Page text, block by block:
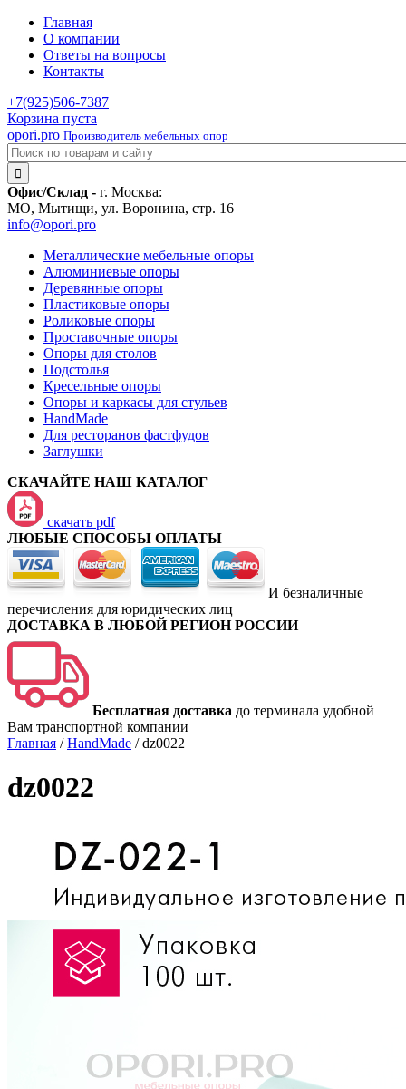
Главная
О компании
Ответы на вопросы
Контакты
+7(925)506-7387
Корзина пуста
opori.pro Производитель мебельных опор
Офис/Склад - г. Москва:
МО, Мытищи, ул. Воронина, стр. 16
info@opori.pro
Металлические мебельные опоры
Алюминиевые опоры
Деревянные опоры
Пластиковые опоры
Роликовые опоры
Проставочные опоры
Опоры для столов
Подстолья
Кресельные опоры
Опоры и каркасы для стульев
HandMade
Для ресторанов фастфудов
Заглушки
СКАЧАЙТЕ НАШ КАТАЛОГ
скачать pdf
ЛЮБЫЕ СПОСОБЫ ОПЛАТЫ
И безналичные
перечисления для юридических лиц
ДОСТАВКА В ЛЮБОЙ РЕГИОН РОССИИ
Бесплатная доставка до терминала удобной
Вам транспортной компании
Главная /HandMade /dz0022
dz0022